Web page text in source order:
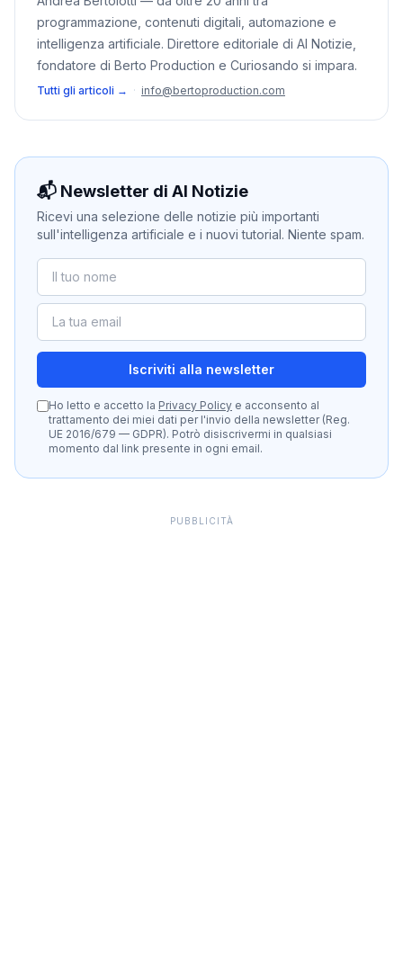
programmazione, contenuti digitali, automazione e
intelligenza artificiale. Direttore editoriale di AI Notizie,
fondatore di Berto Production e Curiosando si impara.
Tutti gli articoli → · info@bertoproduction.com
📬 Newsletter di AI Notizie
Ricevi una selezione delle notizie più importanti
sull'intelligenza artificiale e i nuovi tutorial. Niente spam.
Iscriviti alla newsletter
Ho letto e accetto la Privacy Policy e acconsento al
trattamento dei miei dati per l'invio della newsletter (Reg.
UE 2016/679 — GDPR). Potrò disiscrivermi in qualsiasi
momento dal link presente in ogni email.
PUBBLICITÀ